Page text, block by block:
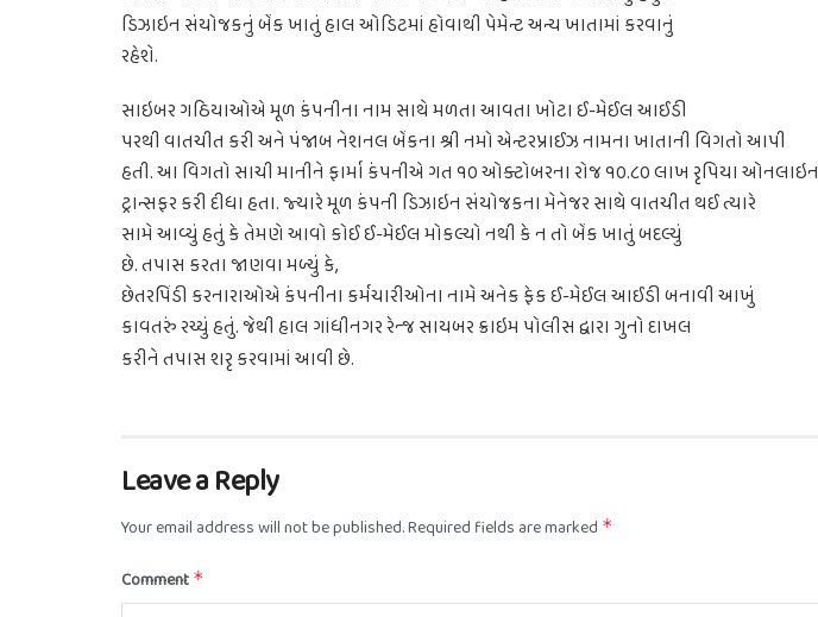
ડિઝાઇન સંયોજકનું બેંક ખાતું હાલ ઓડિટમાં હોવાથી પેમેન્ટ અન્ય ખાતામાં કરવાનું
રહેશે.
સાઇબર ગઠિયાઓએ મૂળ કંપનીના નામ સાથે મળતા આવતા ખોટા ઈ-મેઈલ આઈડી
પરથી વાતચીત કરી અને પંજાબ નેશનલ બેંકના શ્રી નમો એન્ટરપ્રાઈઝ નામના ખાતાની વિગતો આપી
હતી. આ વિગતો સાચી માનીને ફાર્મા કંપનીએ ગત ૧૦ ઓક્ટોબરના રોજ ૧૦.૮૦ લાખ રૃપિયા ઓનલાઇન
ટ્રાન્સફર કરી દીધા હતા. જ્યારે મૂળ કંપની ડિઝાઇન સંયોજકના મેનેજર સાથે વાતચીત થઈ ત્યારે
સામે આવ્યું હતું કે તેમણે આવો કોઈ ઈ-મેઈલ મોકલ્યો નથી કે ન તો બેંક ખાતું બદલ્યું
છે. તપાસ કરતા જાણવા મળ્યું કે,
છેતરપિંડી કરનારાઓએ કંપનીના કર્મચારીઓના નામે અનેક ફેક ઈ-મેઈલ આઈડી બનાવી આખું
કાવતરું રચ્યું હતું. જેથી હાલ ગાંધીનગર રેન્જ સાયબર ક્રાઇમ પોલીસ દ્વારા ગુનો દાખલ
કરીને તપાસ શરૃ કરવામાં આવી છે.
Leave a Reply
Your email address will not be published.Required fields are marked *
Comment *